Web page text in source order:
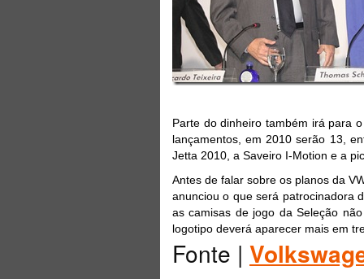
Parte do dinheiro também irá para
lançamentos, em 2010 serão 13,
Jetta 2010, a Saveiro I-Motion e a
Antes de falar sobre os planos da
anunciou o que será patrocinadora
as camisas de jogo da Seleção
logotipo deverá aparecer mais em
Fonte |